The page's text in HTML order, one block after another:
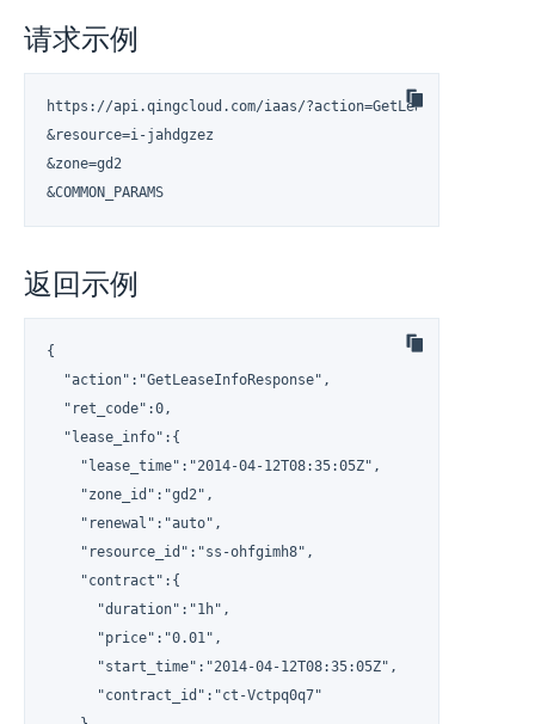
请求示例
https://api.qingcloud.com/iaas/?action=GetLeaseInfo
&resource=i-jahdgzez
&zone=gd2
&COMMON_PARAMS
返回示例
{
  "action":"GetLeaseInfoResponse",
  "ret_code":0,
  "lease_info":{
    "lease_time":"2014-04-12T08:35:05Z",
    "zone_id":"gd2",
    "renewal":"auto",
    "resource_id":"ss-ohfgimh8",
    "contract":{
      "duration":"1h",
      "price":"0.01",
      "start_time":"2014-04-12T08:35:05Z",
      "contract_id":"ct-Vctpq0q7"